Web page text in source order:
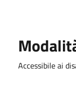
Accessibile ai